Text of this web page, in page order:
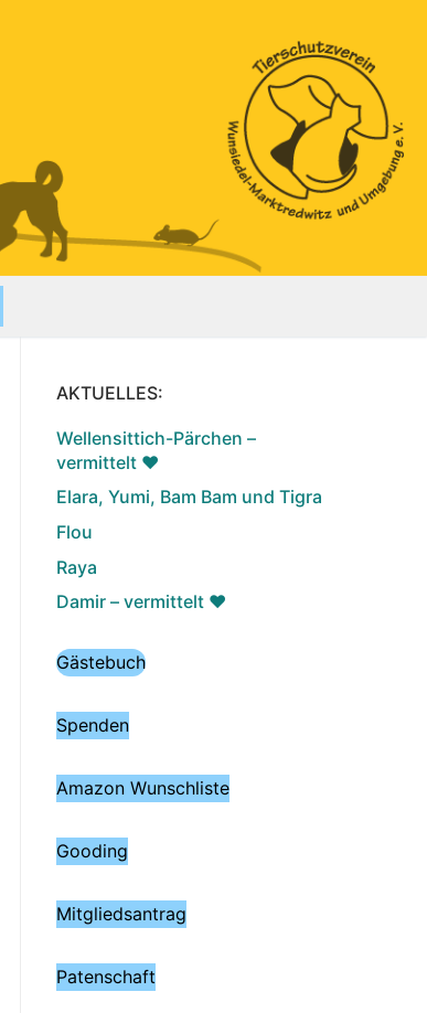
AKTUELLES:
Wellensittich-Pärchen –
vermittelt ♥️
Elara, Yumi, Bam Bam und Tigra
Flou
Raya
Damir – vermittelt ♥️
Gästebuch
Spenden
Amazon Wunschliste
Gooding
Mitgliedsantrag
Patenschaft